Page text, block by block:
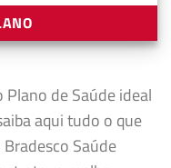
Plano de Saúde ideal
aqui tudo o que
Saúde